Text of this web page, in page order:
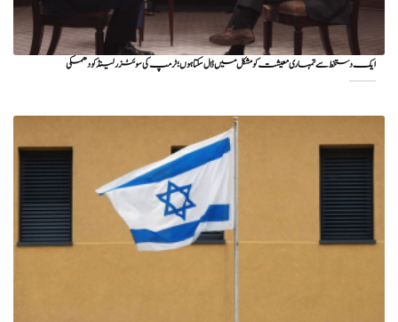
ایک دستخط سے تمہاری معیشت کو مشکل میں ڈال سکتا ہوں؛ ٹرمپ کی سوئٹزرلینڈ کو دھمکی